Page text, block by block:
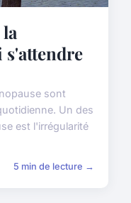
s'attendre
sont
Un des
est l'irrégularité
5 min de lecture →